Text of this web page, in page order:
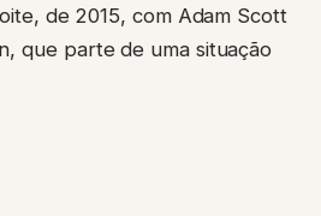
de 2015, com Adam Scott
que parte de uma situação